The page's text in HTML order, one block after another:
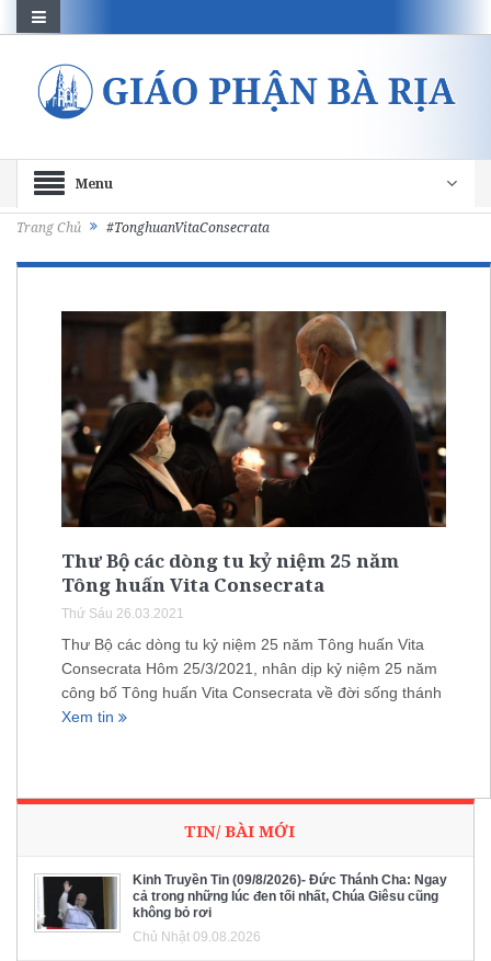
Menu
Trang Chủ #TonghuanVitaConsecrata
Thư Bộ các dòng tu kỷ niệm 25 năm
Tông huấn Vita Consecrata
Thứ Sáu 26.03.2021
Thư Bộ các dòng tu kỷ niệm 25 năm Tông huấn Vita
Consecrata Hôm 25/3/2021, nhân dịp kỷ niệm 25 năm
công bố Tông huấn Vita Consecrata về đời sống thánh
Xem tin
TIN/ BÀI MỚI
Kinh Truyền Tin (09/8/2026)- Đức Thánh Cha: Ngay
cả trong những lúc đen tối nhất, Chúa Giêsu cũng
không bỏ rơi
Chủ Nhật 09.08.2026